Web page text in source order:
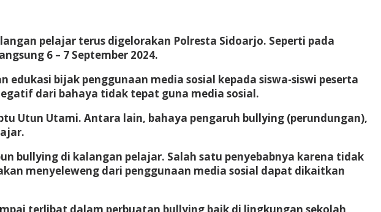
pelajar terus digelorakan Polresta Sidoarjo. Seperti pada
6 – 7 September 2024.
edukasi bijak penggunaan media sosial kepada siswa-siswi peserta
dari bahaya tidak tepat guna media sosial.
Utun Utami. Antara lain, bahaya pengaruh bullying (perundungan),
bullying di kalangan pelajar. Salah satu penyebabnya karena tidak
menyeleweng dari penggunaan media sosial dapat dikaitkan
terlibat dalam perbuatan bullying baik di lingkungan sekolah